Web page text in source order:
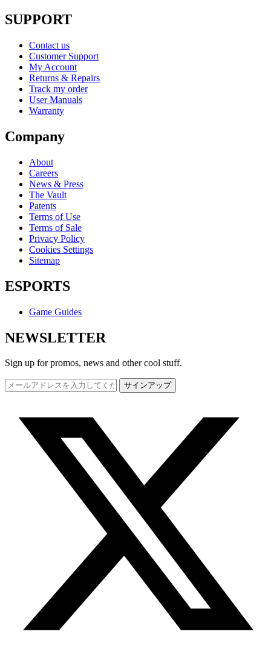
SUPPORT
Contact us
Customer Support
My Account
Returns & Repairs
Track my order
User Manuals
Warranty
Company
About
Careers
News & Press
The Vault
Patents
Terms of Use
Terms of Sale
Privacy Policy
Cookies Settings
Sitemap
ESPORTS
Game Guides
NEWSLETTER
Sign up for promos, news and other cool stuff.